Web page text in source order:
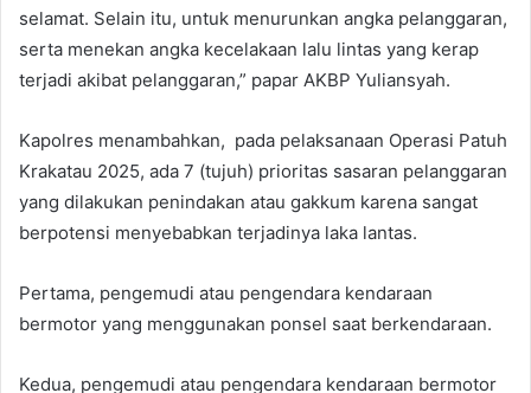
selamat. Selain itu, untuk menurunkan angka pelanggaran,
serta menekan angka kecelakaan lalu lintas yang kerap
terjadi akibat pelanggaran,” papar AKBP Yuliansyah.
Kapolres menambahkan, pada pelaksanaan Operasi Patuh
Krakatau 2025, ada 7 (tujuh) prioritas sasaran pelanggaran
yang dilakukan penindakan atau gakkum karena sangat
berpotensi menyebabkan terjadinya laka lantas.
Pertama, pengemudi atau pengendara kendaraan
bermotor yang menggunakan ponsel saat berkendaraan.
Kedua, pengemudi atau pengendara kendaraan bermotor